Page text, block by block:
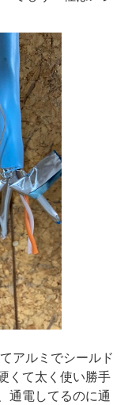
アルミでシールド
くて太く使い勝手
通電してるのに通